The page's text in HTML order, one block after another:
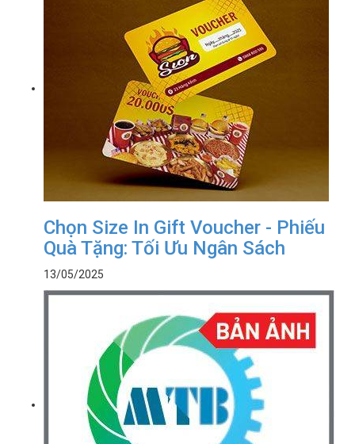
Chọn Size In Gift Voucher - Phiếu
Quà Tặng: Tối Ưu Ngân Sách
13/05/2025